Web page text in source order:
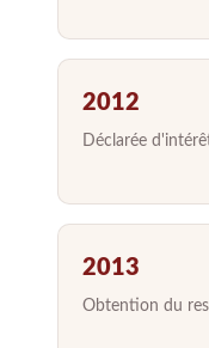
2012
Déclarée
2013
Obtention du